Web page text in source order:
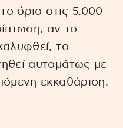
όριο στις 5.000
αν το
το
αυτομάτως με
εκκαθάριση.